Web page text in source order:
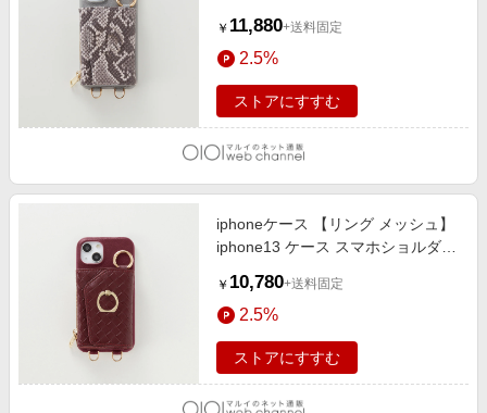
￥ 11,880+送料固定
2.5%
ストアにすすむ
iphoneケース 【リング メッシュ】
iphone13 ケース スマホショルダー
￥ 10,780+送料固定
2.5%
ストアにすすむ